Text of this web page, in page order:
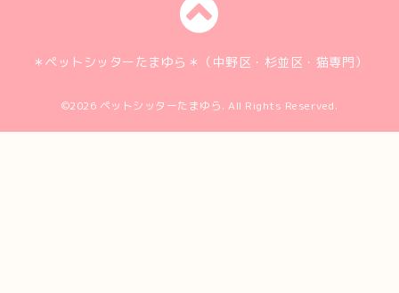
＊ペットシッターたまゆら＊（中野区・杉並区・猫専門）
©2026 ペットシッターたまゆら. All Rights Reserved.